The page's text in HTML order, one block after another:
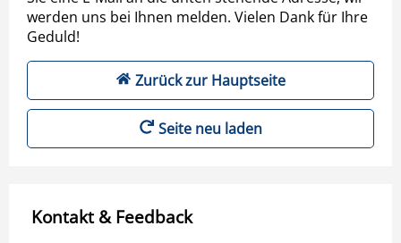
werden uns bei Ihnen melden. Vielen Dank für Ihre
Geduld!
Zurück zur Hauptseite
Seite neu laden
Kontakt & Feedback